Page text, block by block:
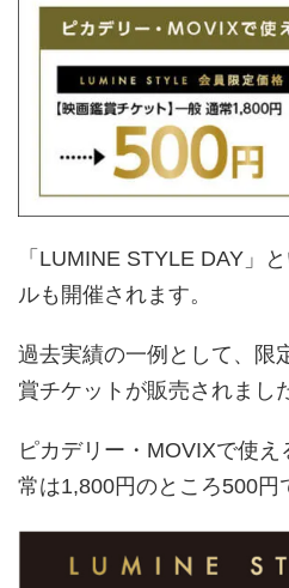
「LUMINE STYLE DAY」
ルも開催されます。
過去実績の一例として、限
賞チケットが販売されまし
ピカデリー・MOVIXで使
常は1,800円のところ500円